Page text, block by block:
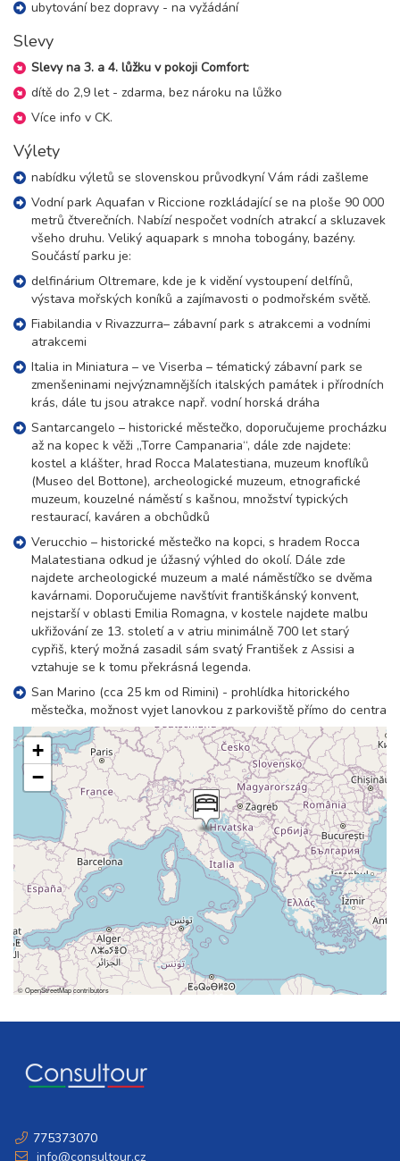
ubytování bez dopravy - na vyžádání
Slevy
Slevy na 3. a 4. lůžku v pokoji Comfort:
dítě do 2,9 let - zdarma, bez nároku na lůžko
Více info v CK.
Výlety
nabídku výletů se slovenskou průvodkyní Vám rádi zašleme
Vodní park Aquafan v Riccione rozkládající se na ploše 90 000
metrů čtverečních. Nabízí nespočet vodních atrakcí a skluzavek
všeho druhu. Veliký aquapark s mnoha tobogány, bazény.
Součástí parku je:
delfinárium Oltremare, kde je k vidění vystoupení delfínů,
výstava mořských koníků a zajímavosti o podmořském světě.
Fiabilandia v Rivazzurra– zábavní park s atrakcemi a vodními
atrakcemi
Italia in Miniatura – ve Viserba – tématický zábavní park se
zmenšeninami nejvýznamnějších italských památek i přírodních
krás, dále tu jsou atrakce např. vodní horská dráha
Santarcangelo – historické městečko, doporučujeme procházku
až na kopec k věži „Torre Campanaria“, dále zde najdete:
kostel a klášter, hrad Rocca Malatestiana, muzeum knoflíků
(Museo del Bottone), archeologické muzeum, etnografické
muzeum, kouzelné náměstí s kašnou, množství typických
restaurací, kaváren a obchůdků
Verucchio – historické městečko na kopci, s hradem Rocca
Malatestiana odkud je úžasný výhled do okolí. Dále zde
najdete archeologické muzeum a malé náměstíčko se dvěma
kavárnami. Doporučujeme navštívit františkánský konvent,
nejstarší v oblasti Emilia Romagna, v kostele najdete malbu
ukřižování ze 13. století a v atriu minimálně 700 let starý
cypřiš, který možná zasadil sám svatý František z Assisi a
vztahuje se k tomu překrásná legenda.
San Marino (cca 25 km od Rimini) - prohlídka hitorického
městečka, možnost vyjet lanovkou z parkoviště přímo do centra
+
−
©OpenStreetMapcontributors
775373070
info@consultour.cz